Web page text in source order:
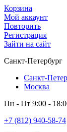
Корзина
Мой аккаунт
Повторить
Регистрация
Зайти на сайт
Санкт-Петербург
Санкт-
Москва
Пн - Пт 9:00 -
+7 (812) 940-58-74